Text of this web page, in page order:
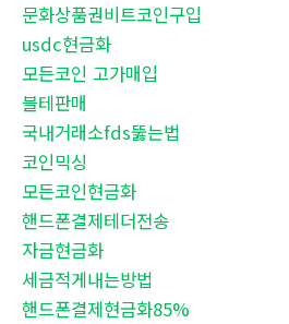
문화상품권비트코인구입
usdc현금화
모든코인 고가매입
블테판매
국내거래소fds뚫는법
코인믹싱
모든코인현금화
핸드폰결제테더전송
자금현금화
세금적게내는방법
핸드폰결제현금화85%